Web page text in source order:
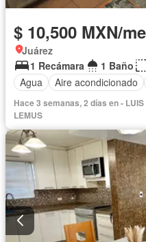
$ 10,500 MXN/
Juárez
1 Recámara
1 Baño
Agua
Aire acondicionado
Hace 3 semanas, 2 días en - LUIS
LEMUS